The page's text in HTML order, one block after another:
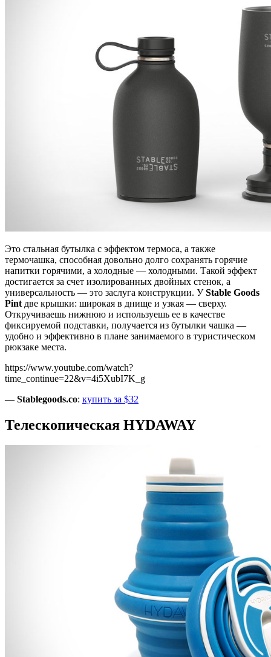
Это стальная бутылка с эффектом термоса, а также
термочашка, способная довольно долго сохранять горячие
напитки горячими, а холодные — холодными. Такой эффект
достигается за счет изолированных двойных стенок, а
универсальность — это заслуга конструкции. УStable Goods
Pint две крышки: широкая в днище и узкая — сверху.
Откручиваешь нижнюю и используешь ее в качестве
фиксируемой подставки, получается из бутылки чашка —
удобно и эффективно в плане занимаемого в туристическом
рюкзаке места.
https://www.youtube.com/watch?
time_continue=22&v=4i5XubI7K_g
— Stablegoods.co: купить за $32
Телескопическая HYDAWAY